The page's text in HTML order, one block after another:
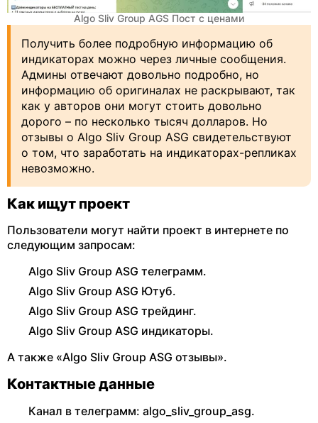
Algo Sliv Group AGS Пост с ценами
Получить более подробную информацию об
индикаторах можно через личные сообщения.
Админы отвечают довольно подробно, но
информацию об оригиналах не раскрывают, так
как у авторов они могут стоить довольно
дорого – по несколько тысяч долларов. Но
отзывы о Algo Sliv Group ASG свидетельствуют
о том, что заработать на индикаторах-репликах
невозможно.
Как ищут проект
Пользователи могут найти проект в интернете по
следующим запросам:
Algo Sliv Group ASG телеграмм.
Algo Sliv Group ASG Ютуб.
Algo Sliv Group ASG трейдинг.
Algo Sliv Group ASG индикаторы.
А также «Algo Sliv Group ASG отзывы».
Контактные данные
Канал в телеграмм: algo_sliv_group_asg.